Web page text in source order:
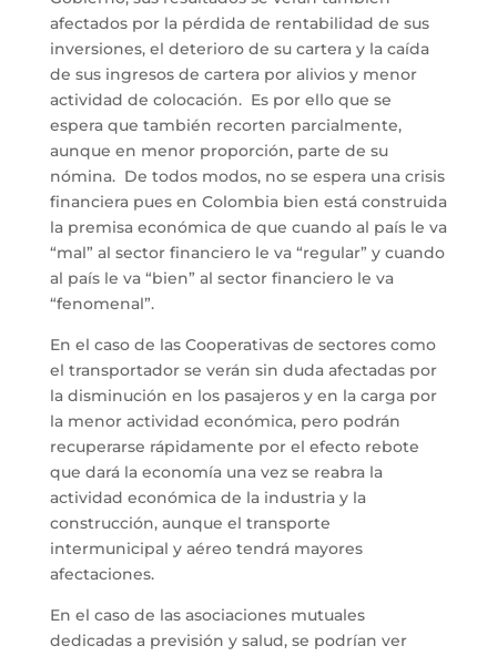
afectados por la pérdida de rentabilidad de sus
inversiones, el deterioro de su cartera y la caída
de sus ingresos de cartera por alivios y menor
actividad de colocación. Es por ello que se
espera que también recorten parcialmente,
aunque en menor proporción, parte de su
nómina. De todos modos, no se espera una crisis
financiera pues en Colombia bien está construida
la premisa económica de que cuando al país le va
“mal” al sector financiero le va “regular” y cuando
al país le va “bien” al sector financiero le va
“fenomenal”.
En el caso de las Cooperativas de sectores como
el transportador se verán sin duda afectadas por
la disminución en los pasajeros y en la carga por
la menor actividad económica, pero podrán
recuperarse rápidamente por el efecto rebote
que dará la economía una vez se reabra la
actividad económica de la industria y la
construcción, aunque el transporte
intermunicipal y aéreo tendrá mayores
afectaciones.
En el caso de las asociaciones mutuales
dedicadas a previsión y salud, se podrían ver